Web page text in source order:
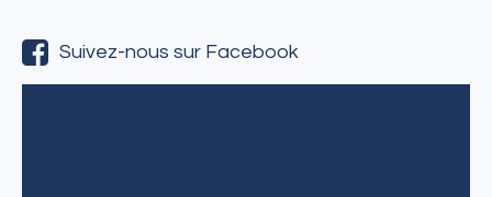
Suivez-nous sur Facebook